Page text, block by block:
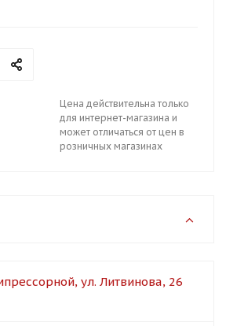
Цена действительна только
для интернет-магазина и
может отличаться от цен в
розничных магазинах
ул. Литвинова, 26